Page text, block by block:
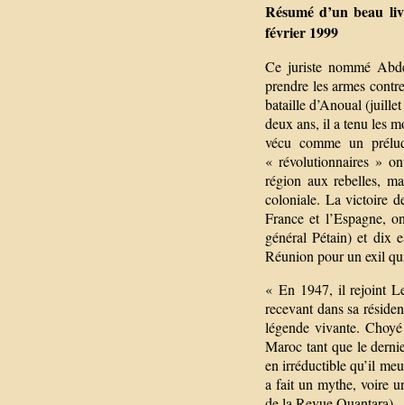
Résumé d’un beau
février 1999
Ce juriste nommé
prendre les armes
bataille d’Anoual
deux ans, il a tenu les
vécu comme un
« révolutionnaires »
région aux rebelles,
coloniale. La victoire
France et l’Espagne,
général Pétain) et dix
Réunion pour un exil
« En 1947, il rejoint
recevant dans sa
légende vivante.
Maroc tant que le
en irréductible qu’il
a fait un mythe, voire